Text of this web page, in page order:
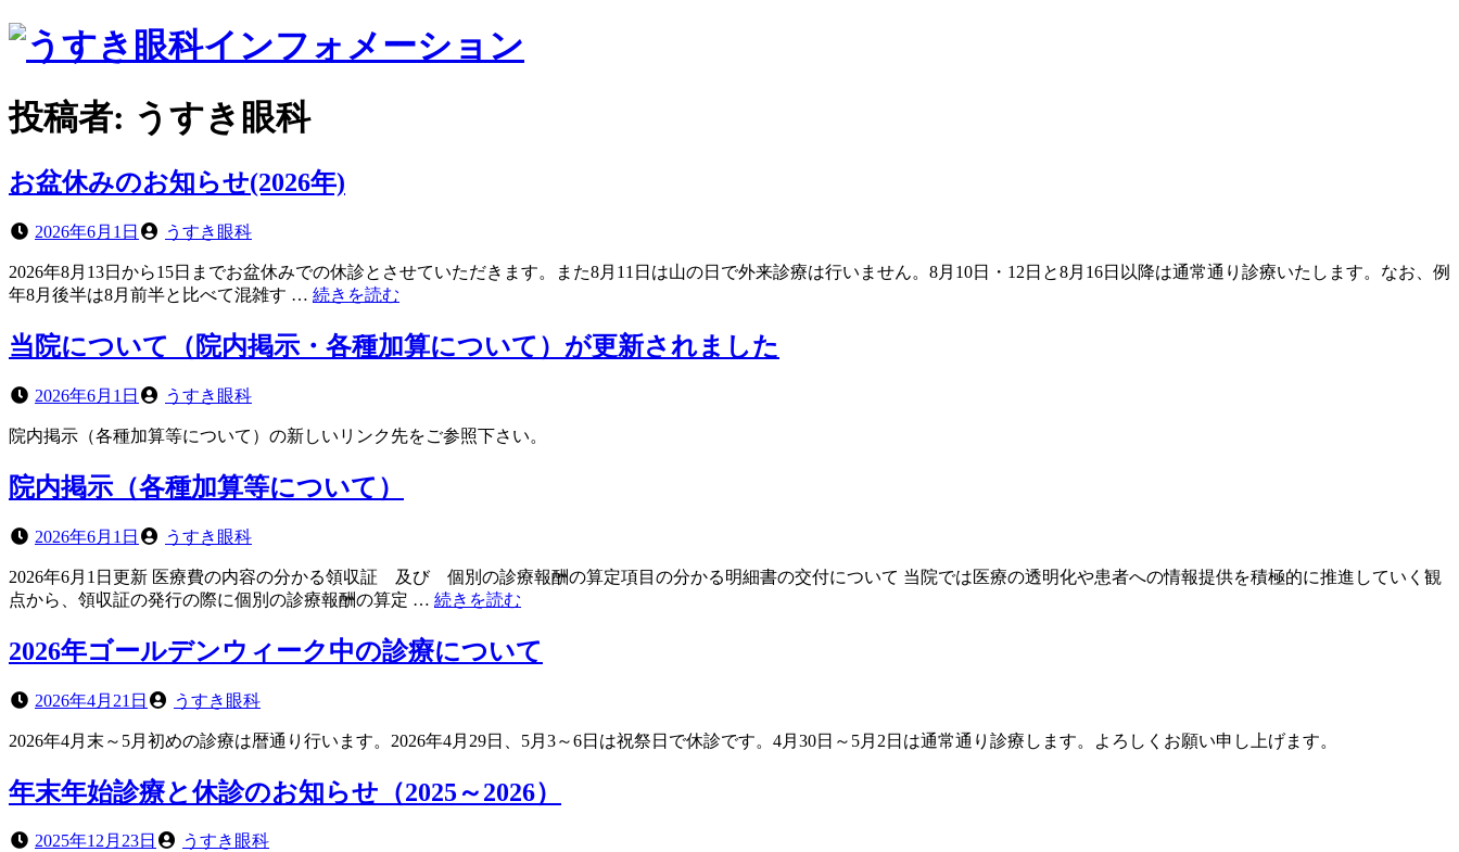
コ
ン
ツ
ス
キ
プ
投稿者: うすき眼科
お盆休みのお知らせ(2026年)
投
日
2026年6月1日
投
者
うすき眼科
2026年8月13日から15日までお盆休みでの休診とさせていただきます。また8月11日は山の日で外来診療は行いません。8月10日・12日と8月16日以降は通常通り診療いたします。なお、例
年8月後半は8月前半と比べて混雑す … “お
休
み
知
せ
(2026
続きを読む
当院について（院内掲示・各種加算について）が更新されました
投
日
2026年6月1日
投
者
うすき眼科
院内掲示（各種加算等について）の新しいリンク先をご参照下さい。
院内掲示（各種加算等について）
投
日
2026年6月1日
投
者
うすき眼科
2026年6月1日更新 医療費の内容の分かる領収証 及び 個別の診療報酬の算定項目の分かる明細書の交付について 当院では医療の透明化や患者への情報提供を積極的に推進していく観
点から、領収証の発行の際に個別の診療報酬の算定 … “院
掲
示
加
等
に
続きを読む
2026年ゴールデンウィーク中の診療について
投
日
2026年4月21日
投
者
うすき眼科
2026年4月末～5月初めの診療は暦通り行います。2026年4月29日、5月3～6日は祝祭日で休診です。4月30日～5月2日は通常通り診療します。よろしくお願い申し上げます。
年末年始診療と休診のお知らせ（2025～2026）
投
2025年12月23日
投
うすき眼科